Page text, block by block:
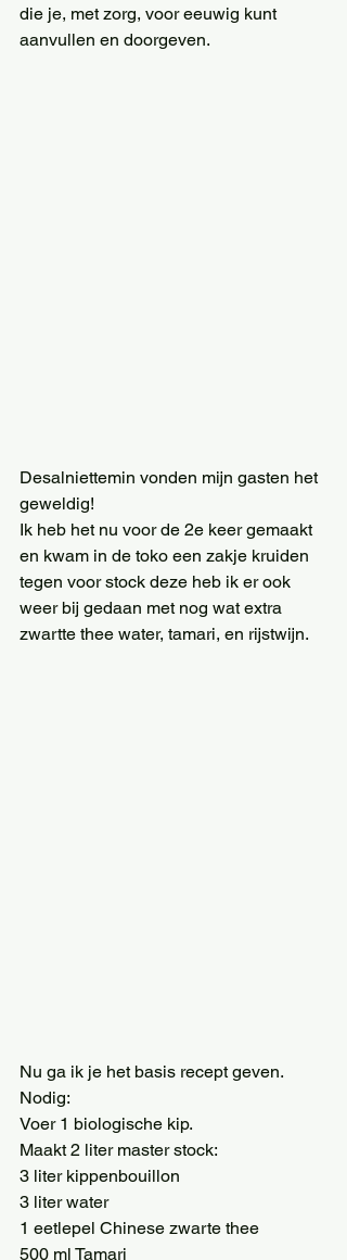
die je, met zorg, voor eeuwig kunt
aanvullen en doorgeven.
Desalniettemin vonden mijn gasten het
geweldig!
Ik heb het nu voor de 2e keer gemaakt
en kwam in de toko een zakje kruiden
tegen voor stock deze heb ik er ook
weer bij gedaan met nog wat extra
zwartte thee water, tamari, en rijstwijn.
Nu ga ik je het basis recept geven.
Nodig:
Voer 1 biologische kip.
Maakt 2 liter master stock:
3 liter kippenbouillon
3 liter water
1 eetlepel Chinese zwarte thee
500 ml Tamari